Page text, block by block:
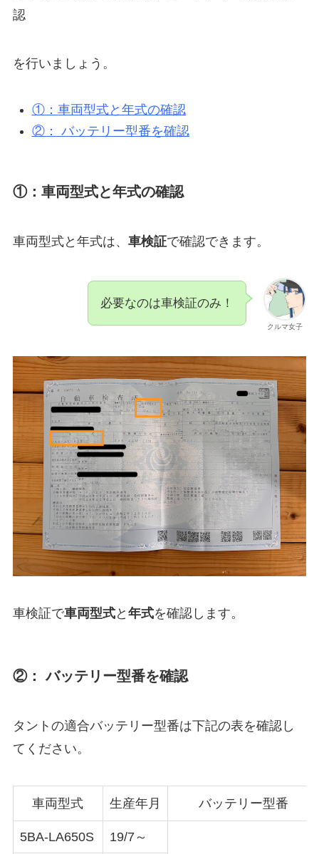
認
を行いましょう。
①：車両型式と年式の確認
②： バッテリー型番を確認
①：車両型式と年式の確認
車両型式と年式は、 車検証で確認できます。
クルマ女子
必要なのは車検証のみ！
車検証で車両型式と 年式を確認します。
②： バッテリー型番を確認
タントの適合バッテリー型番は下記の表を確認し
てください。
車両型式 生産年月 バッテリー型番
5BA-LA650S 19/7～